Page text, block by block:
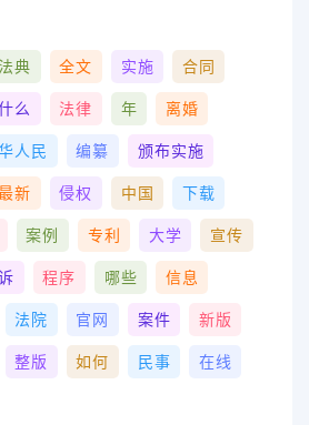
法典 全文 实施 合同
么 法律 年 离婚
人民 编纂 颁布实施
新 侵权 中国 下载
案例 专利 大学 宣传
程序 哪些 信息
法院 官网 案件 新版
整版 如何 民事 在线